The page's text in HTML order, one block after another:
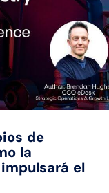
de
la
el